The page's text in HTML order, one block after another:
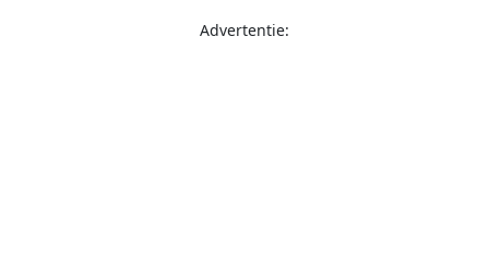
Advertentie: